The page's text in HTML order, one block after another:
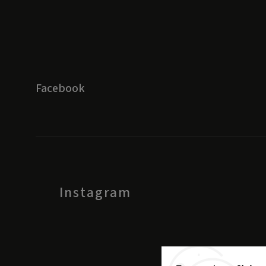
Facebook
Instagram